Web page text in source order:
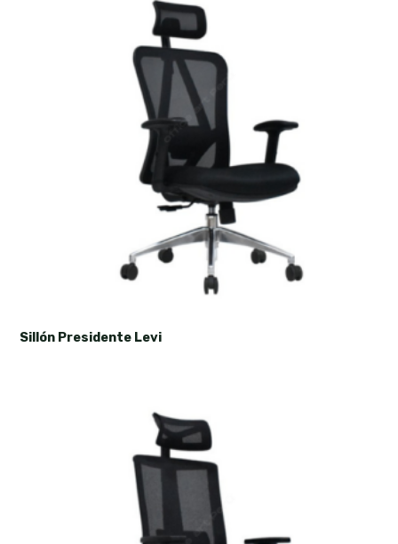
Sillón Presidente Levi